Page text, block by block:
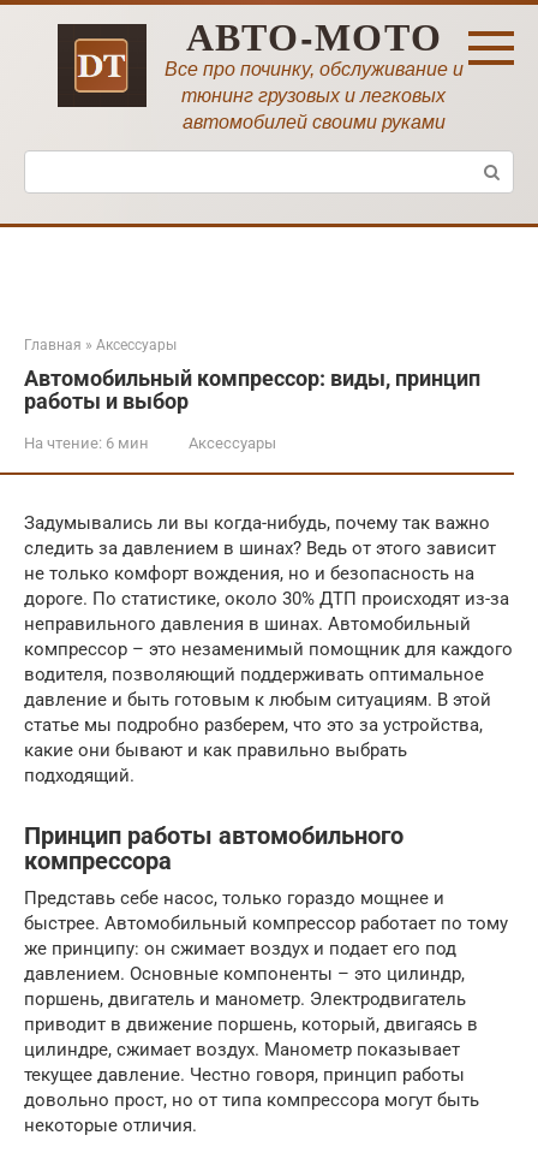
Перейти
АВТО-МОТО
Все про починку, обслуживание и
тюнинг грузовых и легковых
автомобилей своими руками
Поиск:
Главная » Аксессуары
Автомобильный компрессор: виды, принцип
работы и выбор
На чтение: 6 мин Аксессуары
Задумывались ли вы когда-нибудь, почему так важно
следить за давлением в шинах? Ведь от этого зависит
не только комфорт вождения, но и безопасность на
дороге. По статистике, около 30% ДТП происходят из-за
неправильного давления в шинах. Автомобильный
компрессор – это незаменимый помощник для каждого
водителя, позволяющий поддерживать оптимальное
давление и быть готовым к любым ситуациям. В этой
статье мы подробно разберем, что это за устройства,
какие они бывают и как правильно выбрать
подходящий.
Принцип работы автомобильного
компрессора
Представь себе насос, только гораздо мощнее и
быстрее. Автомобильный компрессор работает по тому
же принципу: он сжимает воздух и подает его под
давлением. Основные компоненты – это цилиндр,
поршень, двигатель и манометр. Электродвигатель
приводит в движение поршень, который, двигаясь в
цилиндре, сжимает воздух. Манометр показывает
текущее давление. Честно говоря, принцип работы
довольно прост, но от типа компрессора могут быть
некоторые отличия.